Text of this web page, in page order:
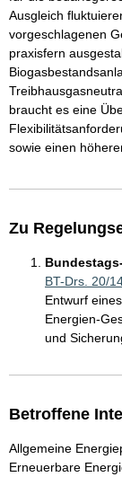
Ausgleich
vorgeschlagenen
praxisfern
braucht es eine
sowie einen
Zu
BT-Drs. 20/
Entwurf
Energien-
und
Betroffene
Allgemeine
Erneuerbare